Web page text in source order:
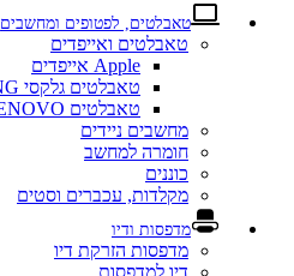
טאבלטים, לפטופים ומחשבים
טאבלטים ואייפדים
Apple אייפדים
טאבלטים גלקסי SAMSUNG
טאבלטים LENOVO
מחשבים ניידים
חומרה למחשב
כוננים
מקלדות, עכברים וסטים
מדפסות ודיו
מדפסות הזרקת דיו
דיו למדפסות